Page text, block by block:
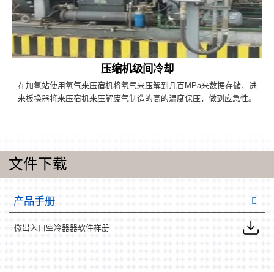
压缩机级间冷却
在加氢站使用氧气来压宿机将氧气来压解到几百MPa来数据存储，进
来板换器将来压宿机来压解废气制造的高的温度保压，做到应急性。
文件下载
产品手册
微出入口空冷器器软件样册